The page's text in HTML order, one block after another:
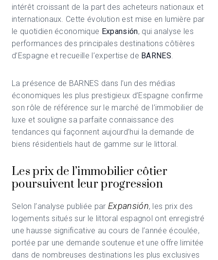
intérêt croissant de la part des acheteurs nationaux et
internationaux. Cette évolution est mise en lumière par
le quotidien économique Expansión, qui analyse les
performances des principales destinations côtières
d’Espagne et recueille l’expertise de BARNES.
La présence de BARNES dans l’un des médias
économiques les plus prestigieux d’Espagne confirme
son rôle de référence sur le marché de l’immobilier de
luxe et souligne sa parfaite connaissance des
tendances qui façonnent aujourd’hui la demande de
biens résidentiels haut de gamme sur le littoral.
Les prix de l’immobilier côtier
poursuivent leur progression
Selon l’analyse publiée par Expansión, les prix des
logements situés sur le littoral espagnol ont enregistré
une hausse significative au cours de l’année écoulée,
portée par une demande soutenue et une offre limitée
dans de nombreuses destinations les plus exclusives